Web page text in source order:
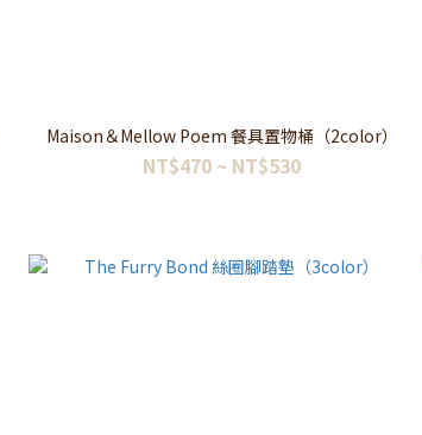
Maison＆Mellow Poem 餐具置物桶（2color）
NT$470 ~ NT$530